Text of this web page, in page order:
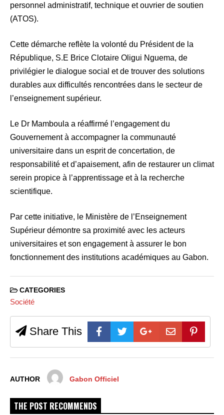
personnel administratif, technique et ouvrier de soutien
(ATOS).
Cette démarche reflète la volonté du Président de la
République, S.E Brice Clotaire Oligui Nguema, de
privilégier le dialogue social et de trouver des solutions
durables aux difficultés rencontrées dans le secteur de
l’enseignement supérieur.
Le Dr Mamboula a réaffirmé l’engagement du
Gouvernement à accompagner la communauté
universitaire dans un esprit de concertation, de
responsabilité et d’apaisement, afin de restaurer un climat
serein propice à l’apprentissage et à la recherche
scientifique.
Par cette initiative, le Ministère de l’Enseignement
Supérieur démontre sa proximité avec les acteurs
universitaires et son engagement à assurer le bon
fonctionnement des institutions académiques au Gabon.
CATEGORIES
Société
Share This
AUTHOR Gabon Officiel
THE POST RECOMMENDS